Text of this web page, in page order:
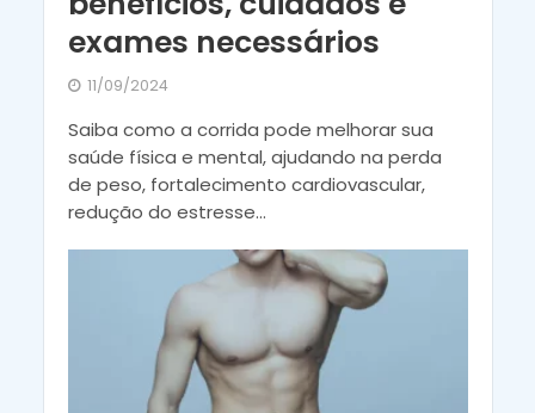
exames necessários
11/09/2024
Saiba como a corrida pode melhorar sua
saúde física e mental, ajudando na perda
de peso, fortalecimento cardiovascular,
redução do estresse...